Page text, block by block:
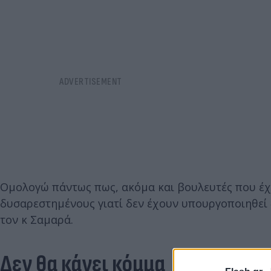
Ομολογώ πάντως πως, ακόμα και βουλευτές που
δυσαρεστημένους γιατί δεν έχουν
τον κ Σαμαρά.
Δεν θα κάνει κόμμα